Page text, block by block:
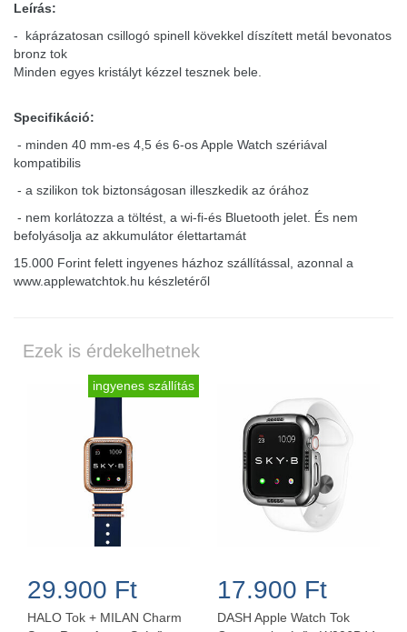
Leírás:
- káprázatosan csillogó spinell kövekkel díszített metál bevonatos
bronz tok
Minden egyes kristályt kézzel tesznek bele.
Specifikáció:
- minden 40 mm-es 4,5 és 6-os Apple Watch szériával
kompatibilis
- a szilikon tok biztonságosan illeszkedik az órához
- nem korlátozza a töltést, a wi-fi-és Bluetooth jelet. És nem
befolyásolja az akkumulátor élettartamát
15.000 Forint felett ingyenes házhoz szállítással, azonnal a
www.applewatchtok.hu készletéről
Ezek is érdekelhetnek
ingyenes szállítás
29.900 Ft
HALO Tok + MILAN Charm
17.900 Ft
DASH Apple Watch Tok